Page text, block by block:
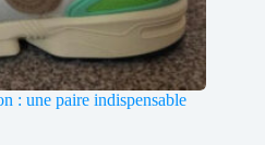
: une paire indispensable